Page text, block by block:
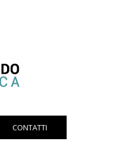
CONTATTI